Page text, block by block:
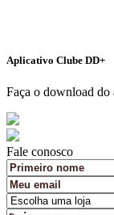
Aplicativo Clube DD+
Faça o download do
Fale conosco